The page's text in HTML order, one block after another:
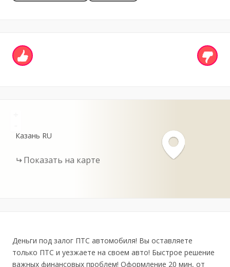
Казань RU
Показать на карте
Деньги под залог ПТС автомобиля! Вы оставляете
только ПТС и уезжаете на своем авто! Быстрое решение
важных финансовых проблем! Оформление 20 мин, от